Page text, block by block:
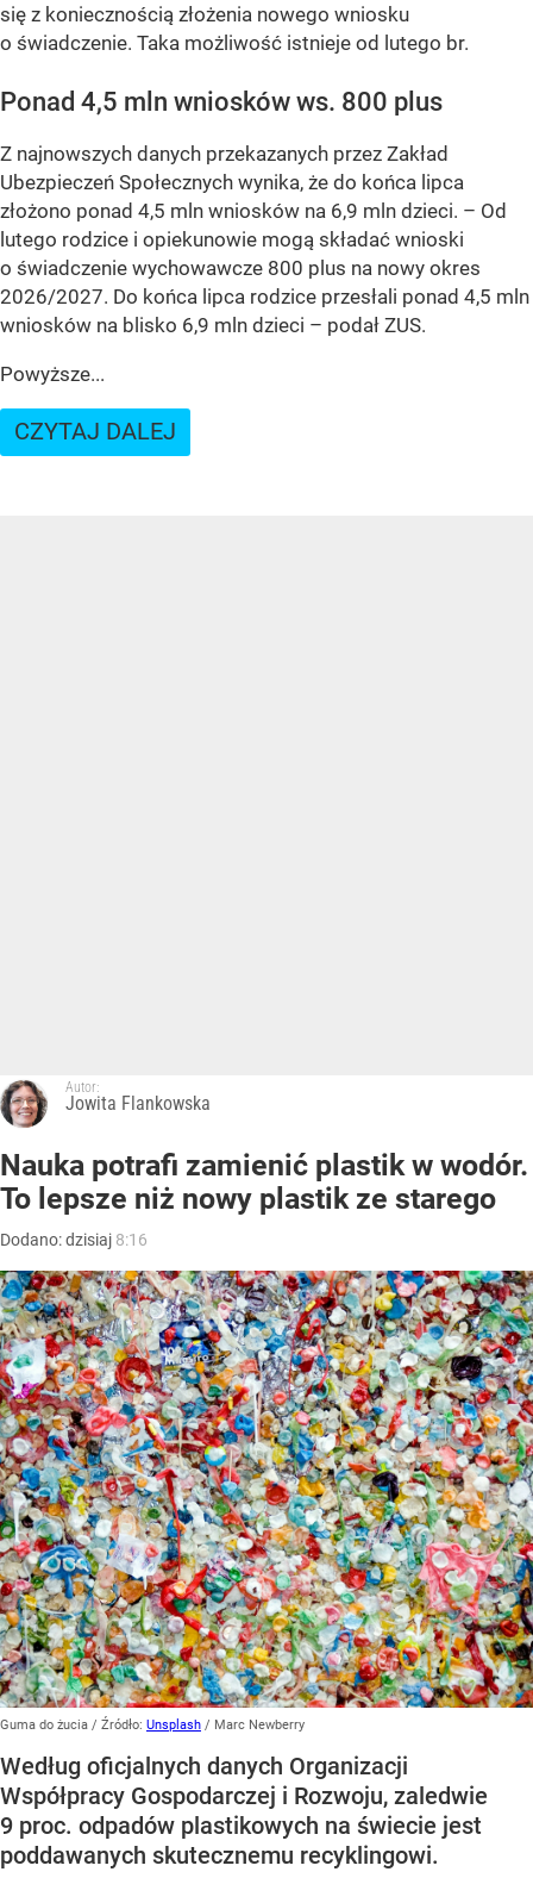
się z koniecznością złożenia nowego wniosku
o świadczenie. Taka możliwość istnieje od lutego br.
Ponad 4,5 mln wniosków ws. 800 plus
Z najnowszych danych przekazanych przez Zakład
Ubezpieczeń Społecznych wynika, że do końca lipca
złożono ponad 4,5 mln wniosków na 6,9 mln dzieci. – Od
lutego rodzice i opiekunowie mogą składać wnioski
o świadczenie wychowawcze 800 plus na nowy okres
2026/2027. Do końca lipca rodzice przesłali ponad 4,5 mln
wniosków na blisko 6,9 mln dzieci – podał ZUS.
Powyższe...
CZYTAJ DALEJ
Autor:
Jowita Flankowska
Nauka potrafi zamienić plastik w wodór.
To lepsze niż nowy plastik ze starego
Dodano:dzisiaj 8:16
Guma do żucia / Źródło: Unsplash / Marc Newberry
Według oficjalnych danych Organizacji
Współpracy Gospodarczej i Rozwoju, zaledwie
9 proc. odpadów plastikowych na świecie jest
poddawanych skutecznemu recyklingowi.